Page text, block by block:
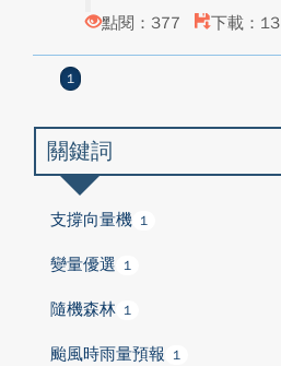
點閱：377
下載：13
1
關鍵詞
支撐向量機 1
變量優選 1
隨機森林 1
颱風時雨量預報 1